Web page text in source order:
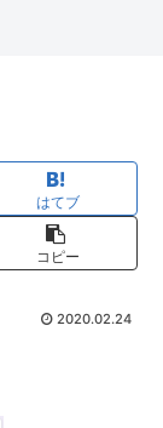
はてブ
コピー
2020.02.24